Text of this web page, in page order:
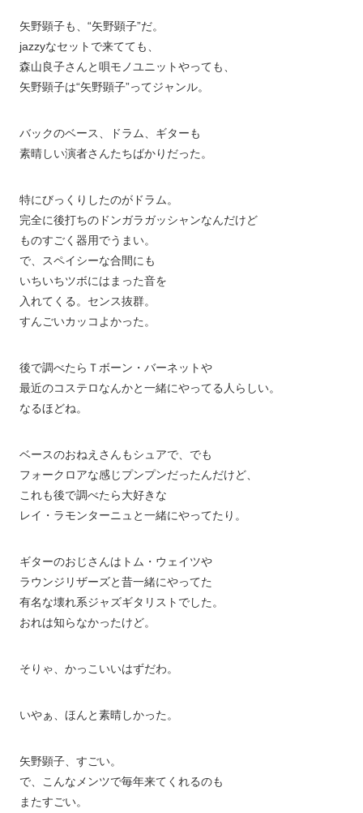
矢野顕子も、“矢野顕子”だ。
jazzyなセットで来てても、
森山良子さんと唄モノユニットやっても、
矢野顕子は“矢野顕子”ってジャンル。
バックのベース、ドラム、ギターも
素晴しい演者さんたちばかりだった。
特にびっくりしたのがドラム。
完全に後打ちのドンガラガッシャンなんだけど
ものすごく器用でうまい。
で、スペイシーな合間にも
いちいちツボにはまった音を
入れてくる。センス抜群。
すんごいカッコよかった。
後で調べたらＴボーン・バーネットや
最近のコステロなんかと一緒にやってる人らしい。
なるほどね。
ベースのおねえさんもシュアで、でも
フォークロアな感じプンプンだったんだけど、
これも後で調べたら大好きな
レイ・ラモンターニュと一緒にやってたり。
ギターのおじさんはトム・ウェイツや
ラウンジリザーズと昔一緒にやってた
有名な壊れ系ジャズギタリストでした。
おれは知らなかったけど。
そりゃ、かっこいいはずだわ。
いやぁ、ほんと素晴しかった。
矢野顕子、すごい。
で、こんなメンツで毎年来てくれるのも
またすごい。